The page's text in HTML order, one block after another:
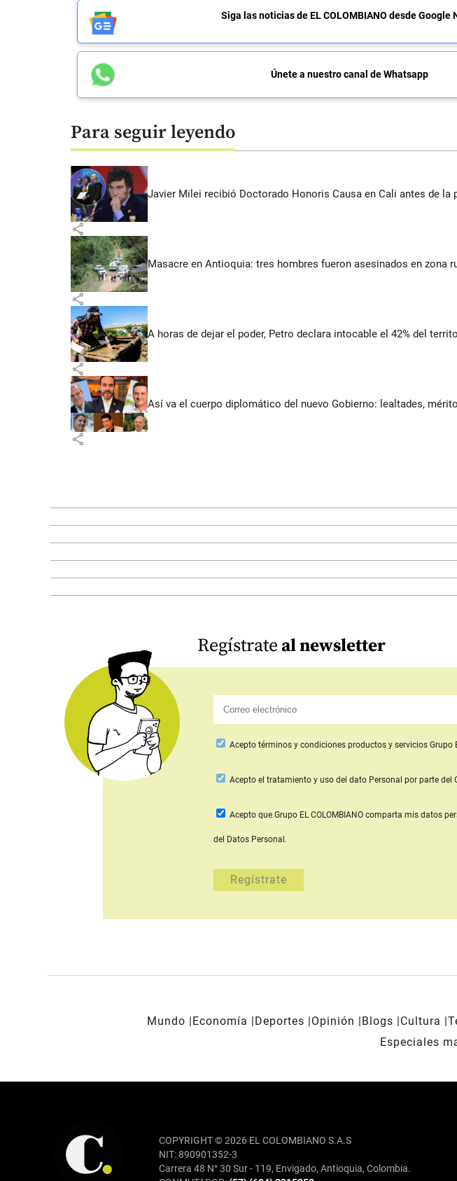
Siga las noticias de EL COLOMBIANO desde Google
Únete a nuestro canal de Whatsapp
Para seguir leyendo
Javier Milei recibió Doctorado Honoris Causa en Cali antes de la
share
Masacre en Antioquia: tres hombres fueron asesinados en zona
share
A horas de dejar el poder, Petro declara intocable el 42% del
share
Así va el cuerpo diplomático del nuevo Gobierno: lealtades,
share
Regístrateal newsletter
Acepto términos y condiciones productos y servicios Grupo
Aceptoel tratamiento y uso del dato Personal por parte del
Acepto que Grupo EL COLOMBIANO comparta mis datos
del Datos Personal.
Mundo Economía Deportes Opinión Blogs Cultura
Especiales
COPYRIGHT © 2026 EL COLOMBIANO S.A.S
NIT: 890901352-3
Carrera 48 N° 30 Sur - 119, Envigado, Antioquia, Colombia.